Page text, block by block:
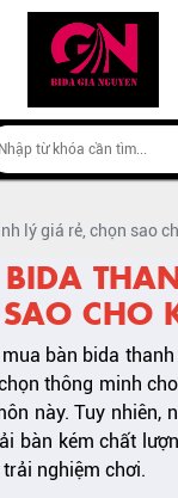
lý giá rẻ, chọn sao
CHO
bàn bida
thông minh
này. Tuy nhiên,
bàn kém chất
nghiệm chơi.